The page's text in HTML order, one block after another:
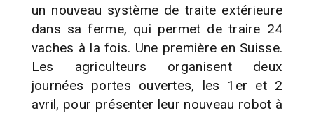
un nouveau système de traite extérieure
dans sa ferme, qui permet de traire 24
vaches à la fois. Une première en Suisse.
Les agriculteurs organisent deux
journées portes ouvertes, les 1er et 2
avril, pour présenter leur nouveau robot à